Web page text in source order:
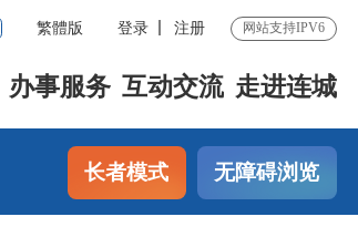
繁體版 登录 注册 网站支持IPV6
办事服务 互动交流 走进连城
长者模式 无障碍浏览